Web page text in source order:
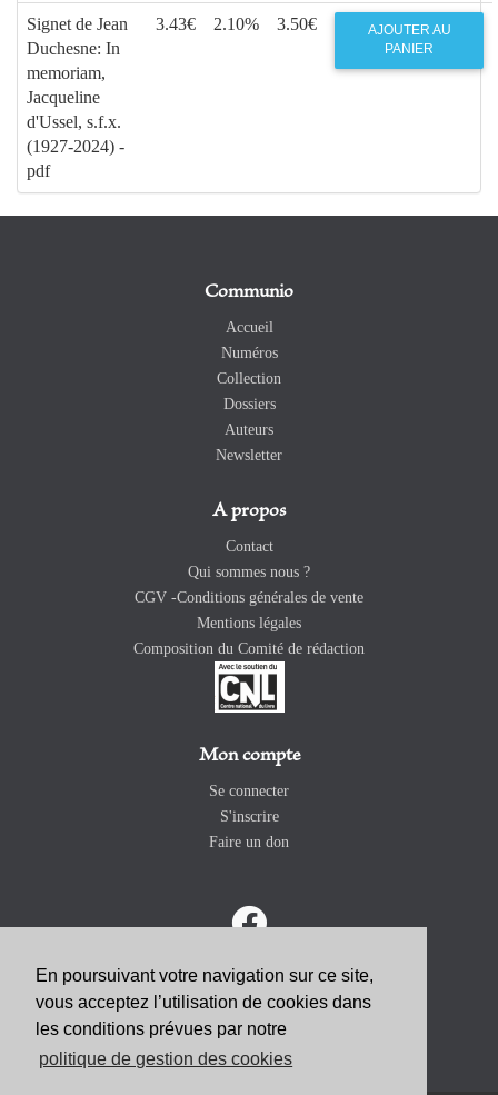
En poursuivant votre navigation sur ce site,
vous acceptez l’utilisation de cookies dans
les conditions prévues par notre
politique de gestion des cookies
Signet de Jean
Duchesne: In
memoriam,
Jacqueline
d'Ussel, s.f.x.
(1927-2024) -
pdf
3.43€ 2.10% 3.50€
AJOUTER AU
PANIER
Communio
Accueil
Numéros
Collection
Dossiers
Auteurs
Newsletter
A propos
Contact
Qui sommes nous ?
CGV -Conditions générales de vente
Mentions légales
Composition du Comité de rédaction
Mon compte
Se connecter
S'inscrire
Faire un don
ABONNEZ-VOUS